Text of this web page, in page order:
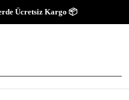
Ücretsiz Kargo 📦